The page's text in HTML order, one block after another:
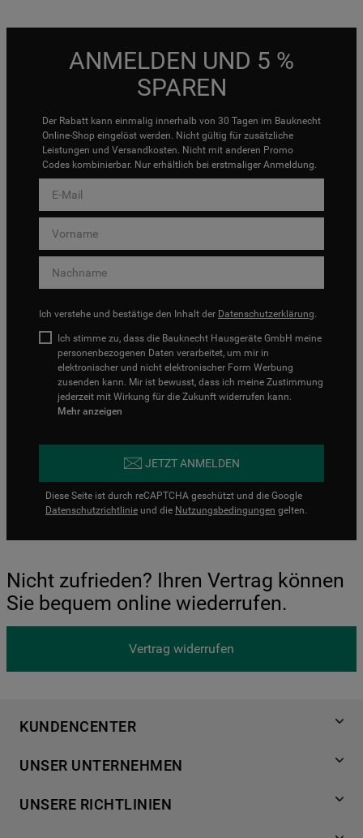
ANMELDEN UND 5 %
SPAREN
Der Rabatt kann einmalig innerhalb von 30 Tagen im Bauknecht
Online-Shop eingelöst werden. Nicht gültig für zusätzliche
Leistungen und Versandkosten. Nicht mit anderen Promo
Codes kombinierbar. Nur erhältlich bei erstmaliger Anmeldung.
Ich verstehe und bestätige den Inhalt der Datenschutzerklärung.
Ich stimme zu, dass die Bauknecht Hausgeräte GmbH meine
personenbezogenen Daten verarbeitet, um mir in
elektronischer und nicht elektronischer Form Werbung
zusenden kann. Mir ist bewusst, dass ich meine Zustimmung
jederzeit mit Wirkung für die Zukunft widerrufen kann.
Mehr anzeigen
JETZT ANMELDEN
Diese Seite ist durch reCAPTCHA geschützt und die Google
Datenschutzrichtlinie und die Nutzungsbedingungen gelten.
Nicht zufrieden? Ihren Vertrag können
Sie bequem online wiederrufen.
Vertrag widerrufen
KUNDENCENTER
Händlersuche
Häufige Fragen
UNSER UNTERNEHMEN
Für Händler
UNSERE RICHTLINIEN